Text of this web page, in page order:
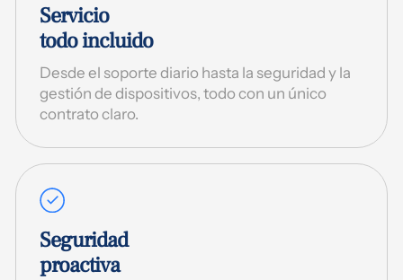
Servicio
todo incluido
Desde el soporte diario hasta la seguridad y la
gestión de dispositivos, todo con un único
contrato claro.
Seguridad
proactiva